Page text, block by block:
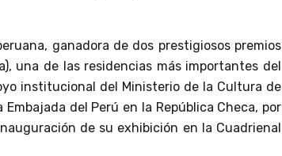
ganadora de dos prestigiosos premios
una de las residencias más importantes del
institucional del Ministerio de la Cultura de
del Perú en la República Checa, por
de su exhibición en la Cuadrienal